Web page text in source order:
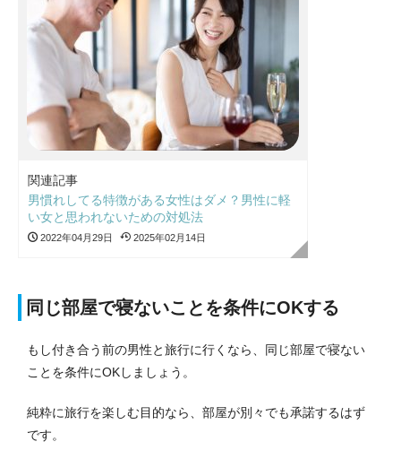
関連記事
男慣れしてる特徴がある女性はダメ？男性に軽
い女と思われないための対処法
2022年04月29日 2025年02月14日
同じ部屋で寝ないことを条件にOKする
もし付き合う前の男性と旅行に行くなら、同じ部屋で寝ない
ことを条件にOKしましょう。
純粋に旅行を楽しむ目的なら、部屋が別々でも承諾するはず
です。